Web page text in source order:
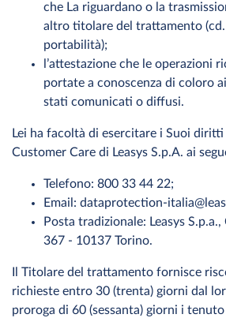
che La riguardano o la
altro titolare del trattamento
portabilità);
l’attestazione che le operazioni
portate a conoscenza di coloro
stati comunicati o diffusi.
Lei ha facoltà di esercitare i Suoi
Customer Care di Leasys S.p.A. ai
Telefono: 800 33 44 22;
Email: dataprotection-
Posta tradizionale: Leasys
367 - 10137 Torino.
Il Titolare del trattamento fornisce
richieste entro 30 (trenta) giorni dal
proroga di 60 (sessanta) giorni i